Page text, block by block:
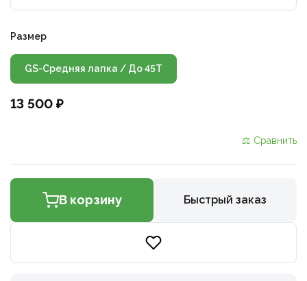
Размер
GS-Средняя лапка / До 45T
13 500 ₽
⚖ Сравнить
В корзину Быстрый заказ